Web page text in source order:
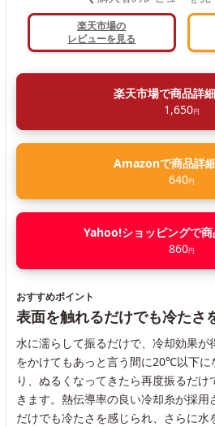
楽天市場の
レビューを見る
楽天市場で商品詳
1,650円
Amazonで商品詳
640円
Yahoo!ショッピングで
860円
おすすめポイント
表面を触れるだけでも冷たさ
水に濡らして振るだけで、冷却効果が
をかけてもあっと言う間に20℃以下に
り、ぬるくなってきたら再度振るだ
きます。熱伝導率の良い冷却糸が採用
だけでも冷たさを感じられ、さらに水